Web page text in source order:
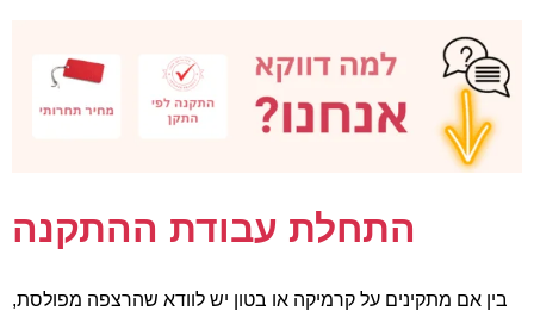
התחלת עבודת ההתקנה
בין אם מתקינים על קרמיקה או בטון יש לוודא שהרצפה מפולסת,